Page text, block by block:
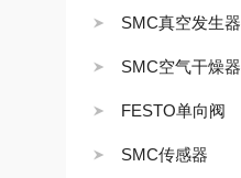
SMC真空发生器
SMC空气干燥器
FESTO单向阀
SMC传感器